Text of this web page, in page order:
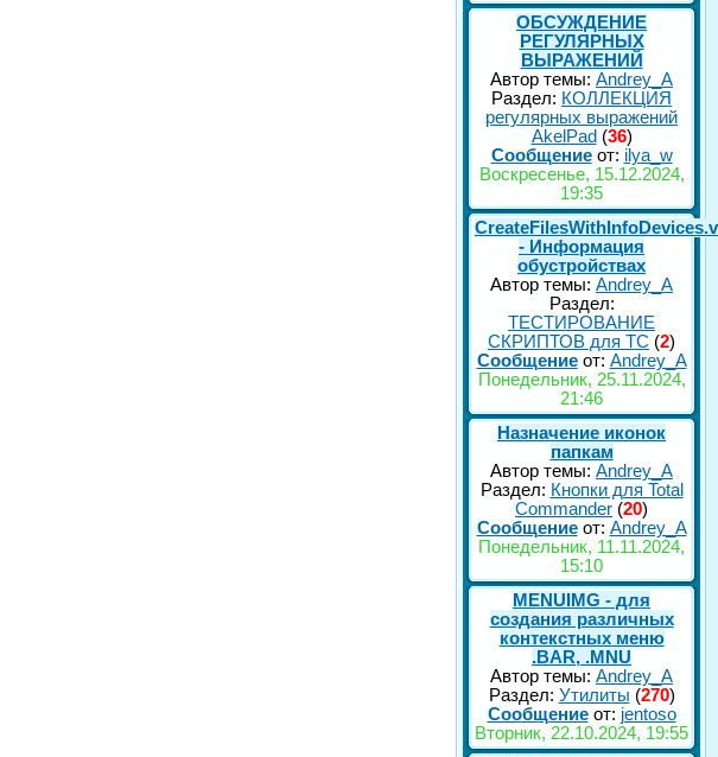
ОБСУЖДЕНИЕ
РЕГУЛЯРНЫХ
ВЫРАЖЕНИЙ
Автор темы: Andrey_A
Раздел: КОЛЛЕКЦИЯ
регулярных выражений
AkelPad (36)
Сообщениеот: ilya_w
Воскресенье, 15.12.2024,
19:35
- Информация
обустройствах
Автор темы: Andrey_A
Раздел:
ТЕСТИРОВАНИЕ
СКРИПТОВ для TC (2)
Сообщениеот: Andrey_A
Понедельник, 25.11.2024,
21:46
Назначение иконок
папкам
Автор темы: Andrey_A
Раздел: Кнопки для Total
Commander (20)
Сообщениеот: Andrey_A
Понедельник, 11.11.2024,
15:10
MENUIMG - для
создания различных
контекстных меню
.BAR, .MNU
Автор темы: Andrey_A
Раздел: Утилиты (270)
Сообщениеот: jentoso
Вторник, 22.10.2024, 19:55